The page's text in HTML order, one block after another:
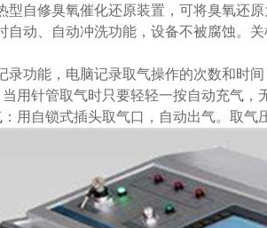
型自修臭氧催化还原装置，可将臭氧还
自动、自动冲洗功能，设备不被腐蚀。
录功能，电脑记录取气操作的次数和时
当用针管取气时只要轻轻一按自动充气，
：用自锁式插头取气口，自动出气。取